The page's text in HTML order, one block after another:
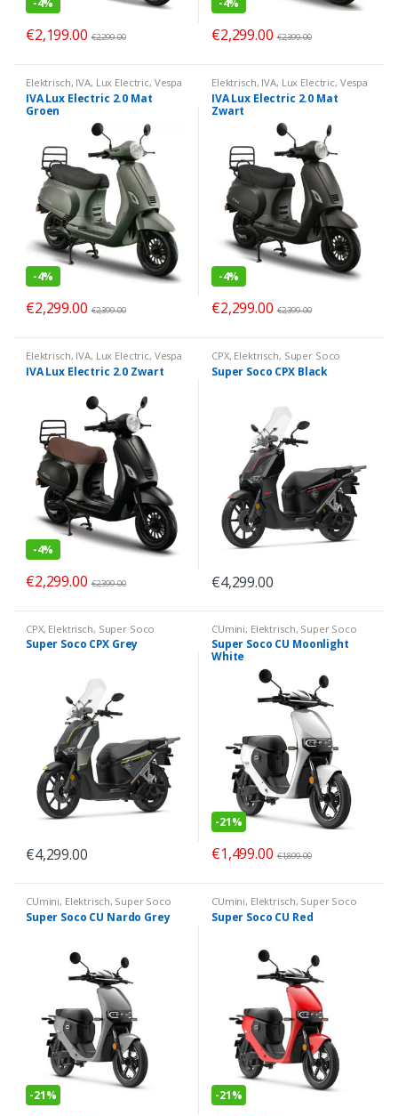
-4%
€2,199.00 €2,299.00
-4%
€2,299.00 €2,399.00
Elektrisch, IVA, Lux Electric, Vespa
Look
IVA Lux Electric 2.0 Mat
Groen
-4%
€2,299.00 €2,399.00
Elektrisch, IVA, Lux Electric, Vespa
Look
IVA Lux Electric 2.0 Mat
Zwart
-4%
€2,299.00 €2,399.00
Elektrisch, IVA, Lux Electric, Vespa
Look
IVA Lux Electric 2.0 Zwart
-4%
€2,299.00 €2,399.00
CPX, Elektrisch, Super Soco
Super Soco CPX Black
€4,299.00
CPX, Elektrisch, Super Soco
Super Soco CPX Grey
€4,299.00
CUmini, Elektrisch, Super Soco
Super Soco CU Moonlight
White
-21%
€1,499.00 €1,899.00
CUmini, Elektrisch, Super Soco
Super Soco CU Nardo Grey
-21%
CUmini, Elektrisch, Super Soco
Super Soco CU Red
-21%